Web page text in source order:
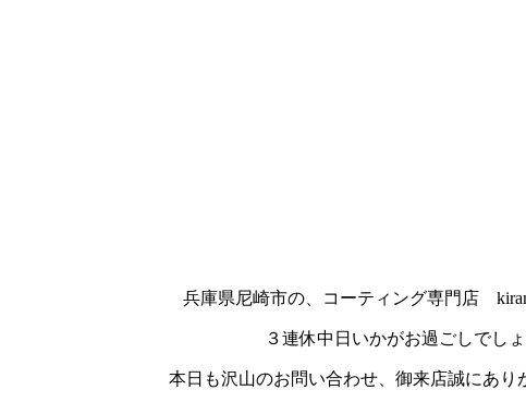
兵庫県尼崎市の、コーティング専門店
３連休中日いかがお過ごしでし
本日も沢山のお問い合わせ、御来店誠にあり